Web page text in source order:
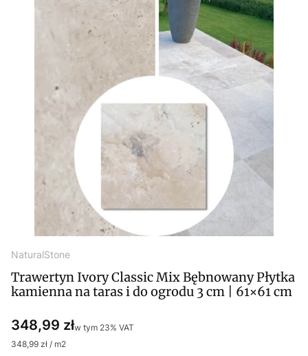
NaturalStone
Trawertyn Ivory Classic Mix Bębnowany Płytka
kamienna na taras i do ogrodu 3 cm | 61×61 cm
Cena
348,99 złw tym 23% VAT
w tym 23% VAT
348,99 zł / m2